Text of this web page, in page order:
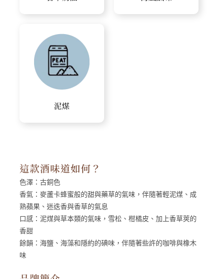
泥煤
這款酒味道如何？
色澤： 古銅色
香氣： 麥蘆卡蜂蜜般的甜與藥草的氣味，伴隨著輕泥煤、成
熟蘋果、迷迭香與香草的氣息
口感： 泥煤與草本類的氣味，雪松、柑橘皮、加上香草莢的
香甜
餘韻： 海鹽、海藻和隱約的碘味，伴隨著些許的咖啡與橡木
味